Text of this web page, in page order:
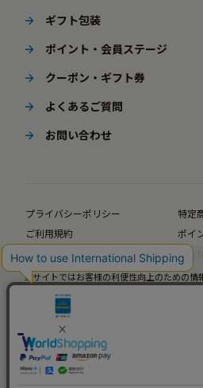
ギフト包装
ポイント・会員ステージ
クーポン・ギフト券
よくあるご質問
お問い合わせ
プライバシーポリシー
特定
ご利用規約
ポイ
企業サイト
法人
当サイトではお客様の利便性向上のための
当サイトの閲覧を継続された場合、Cookie
なします。
詳細については